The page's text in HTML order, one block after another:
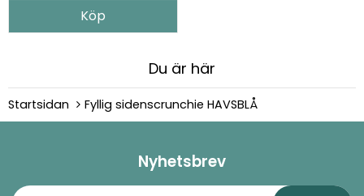
Köp
Du är här
Startsidan Fyllig sidenscrunchie HAVSBLÅ
Nyhetsbrev